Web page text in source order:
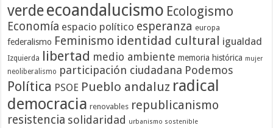
verdeecoandalucismo Ecologismo
Economía espacio político esperanza europa
federalismo Feminismo identidad cultural igualdad
Izquierda libertad medio ambiente memoria histórica mujer
neoliberalismo participación ciudadana Podemos
Política PSOE Pueblo andaluz radical
democracia renovables republicanismo
resistencia solidaridad urbanismo sostenible